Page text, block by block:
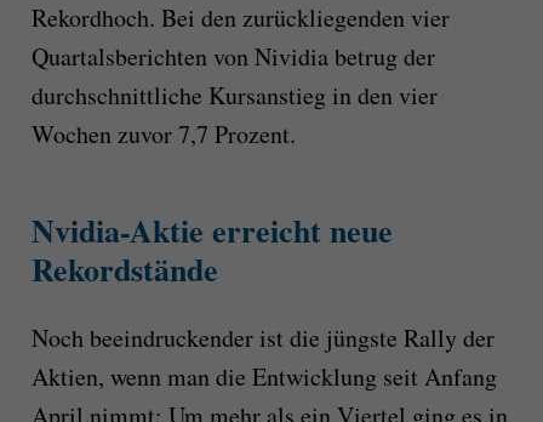
Rekordhoch. Bei den zurückliegenden vier
Quartalsberichten von Nividia betrug der
durchschnittliche Kursanstieg in den vier
Wochen zuvor 7,7 Prozent.
Nvidia-Aktie erreicht neue
Rekordstände
Noch beeindruckender ist die jüngste Rally der
Aktien, wenn man die Entwicklung seit Anfang
April nimmt: Um mehr als ein Viertel ging es in